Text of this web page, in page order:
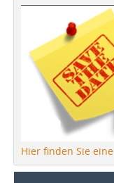
Hier finden Sie